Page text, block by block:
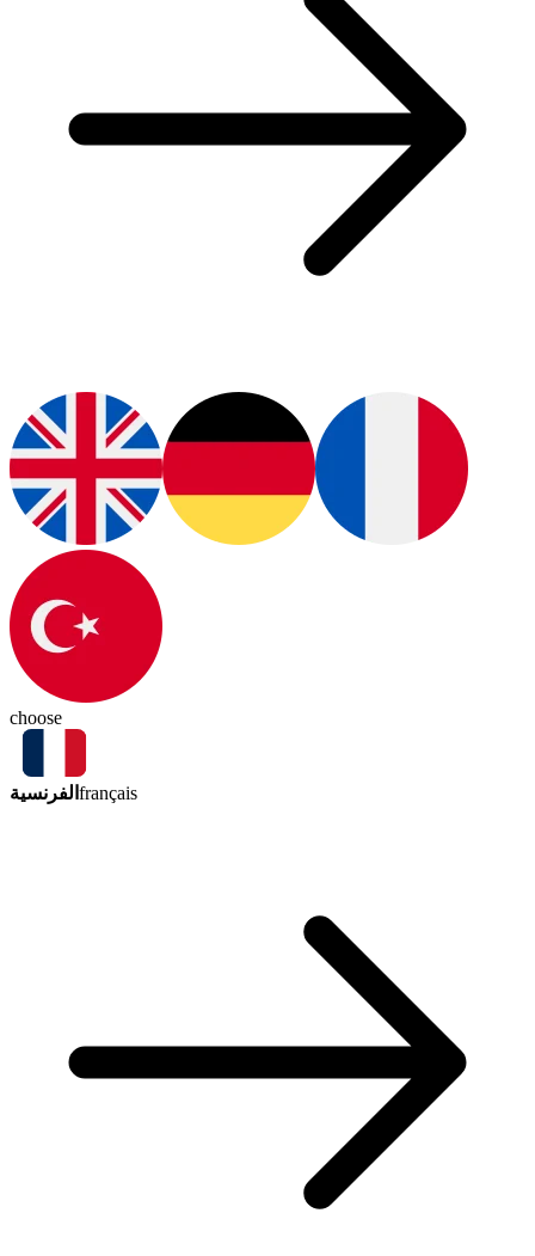
choose
الفرنسية français